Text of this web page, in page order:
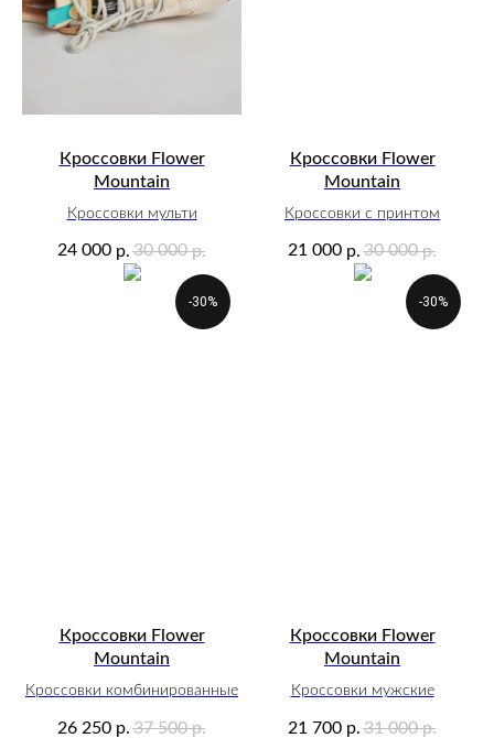
Кроссовки Flower
Mountain
Кроссовки мульти
24 000 р. 30 000 р.
Кроссовки Flower
Mountain
Кроссовки с принтом
21 000 р. 30 000 р.
-30%
Кроссовки Flower
Mountain
Кроссовки комбинированные
26 250 р. 37 500 р.
-30%
Кроссовки Flower
Mountain
Кроссовки мужские
21 700 р. 31 000 р.